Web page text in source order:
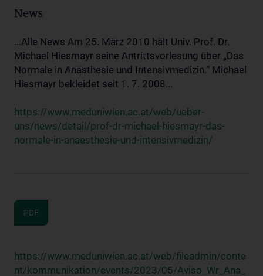
News
...Alle News Am 25. März 2010 hält Univ. Prof. Dr.
Michael Hiesmayr seine Antrittsvorlesung über „Das
Normale in Anästhesie und Intensivmedizin.“ Michael
Hiesmayr bekleidet seit 1. 7. 2008...
https://www.meduniwien.ac.at/web/ueber-
uns/news/detail/prof-dr-michael-hiesmayr-das-
normale-in-anaesthesie-und-intensivmedizin/
PDF
https://www.meduniwien.ac.at/web/fileadmin/conte
nt/kommunikation/events/2023/05/Aviso_Wr_Ana_